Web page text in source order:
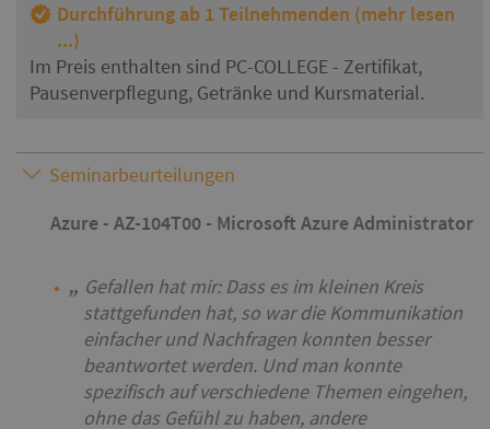
Durchführung ab 1 Teilnehmenden (mehr lesen
...)
Im Preis enthalten sind PC-COLLEGE - Zertifikat,
Pausenverpflegung, Getränke und Kursmaterial.
Seminarbeurteilungen
Azure - AZ-104T00 - Microsoft Azure Administrator
Gefallen hat mir: Dass es im kleinen Kreis
stattgefunden hat, so war die Kommunikation
einfacher und Nachfragen konnten besser
beantwortet werden. Und man konnte
spezifisch auf verschiedene Themen eingehen,
ohne das Gefühl zu haben, andere